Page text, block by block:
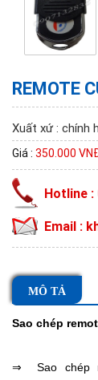
REMOTE
Xuất xứ : chính
Giá : 350.000
Hotline :
Email :
MÔ TẢ
Sao chép
⇒ Sao chép